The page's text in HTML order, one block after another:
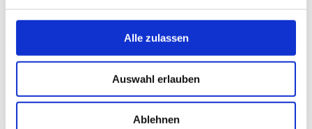
Alle zulassen
Auswahl erlauben
Ablehnen
Die Verarbeitung erfolgt gemäß Art. 6 Abs. 1 lit. f
DSGVO auf Basis unseres berechtigten Interesses an
einer nutzerfreundlichen Gestaltung unserer Website.
Empfänger der Daten sind ggf. technische
Dienstleister, die für den Betrieb und die Wartung
unserer Website als Auftragsverarbeiter tätig werden.
Drittlandtransfer:
Die erhobenen Daten werden ggfs. in folgende